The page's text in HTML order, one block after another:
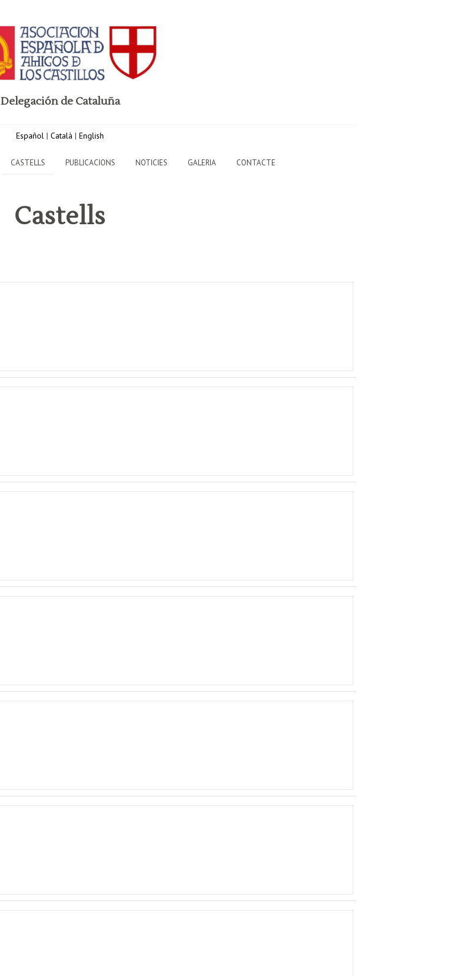
Delegación de Cataluña
Español | Català | English
CASTELLS PUBLICACIONS NOTICIES GALERIA CONTACTE
Castells